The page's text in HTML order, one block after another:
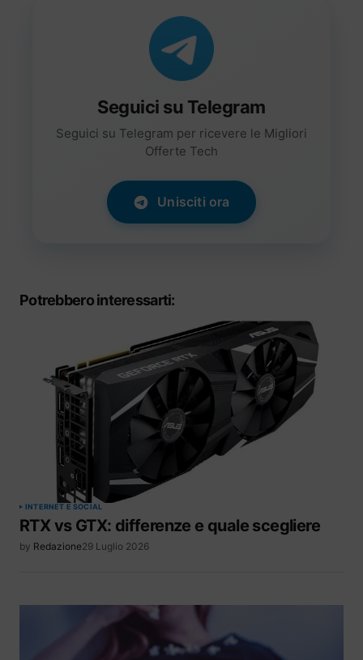
Seguici su Telegram
Seguici su Telegram per ricevere le Migliori
Offerte Tech
Unisciti ora
Potrebbero interessarti:
INTERNET E SOCIAL
RTX vs GTX: differenze e quale scegliere
by Redazione29 Luglio 2026